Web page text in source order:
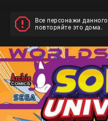
Все персонажи
повторяйте это дома.